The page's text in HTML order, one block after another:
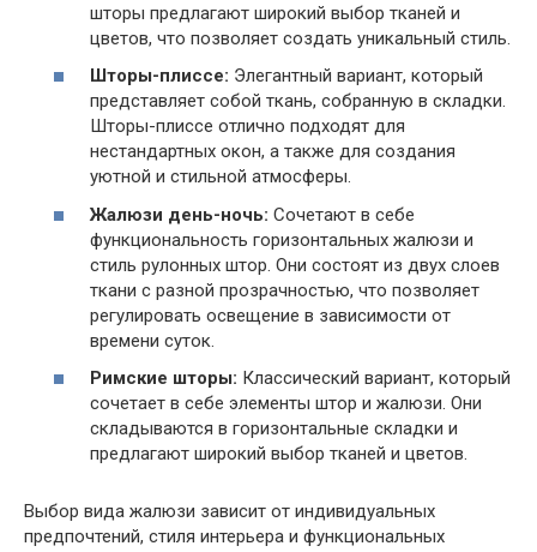
шторы предлагают широкий выбор тканей и
цветов, что позволяет создать уникальный стиль.
Шторы-плиссе: Элегантный вариант, который
представляет собой ткань, собранную в складки.
Шторы-плиссе отлично подходят для
нестандартных окон, а также для создания
уютной и стильной атмосферы.
Жалюзи день-ночь: Сочетают в себе
функциональность горизонтальных жалюзи и
стиль рулонных штор. Они состоят из двух слоев
ткани с разной прозрачностью, что позволяет
регулировать освещение в зависимости от
времени суток.
Римские шторы: Классический вариант, который
сочетает в себе элементы штор и жалюзи. Они
складываются в горизонтальные складки и
предлагают широкий выбор тканей и цветов.
Выбор вида жалюзи зависит от индивидуальных
предпочтений, стиля интерьера и функциональных